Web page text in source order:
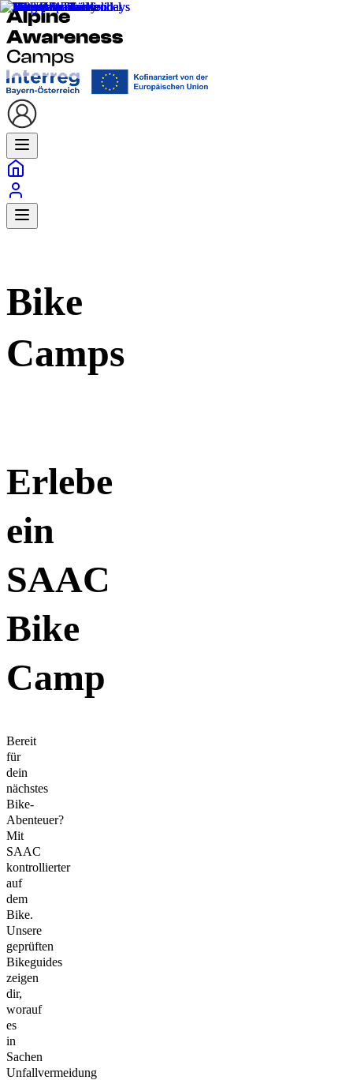
Bike
Camps
Erlebe
ein
SAAC
Bike
Camp
Bereit
für
dein
nächstes
Bike-
Abenteuer?
Mit
SAAC
kontrollierter
auf
dem
Bike.
Unsere
geprüften
Bikeguides
zeigen
dir,
worauf
es
in
Sachen
Unfallvermeidung